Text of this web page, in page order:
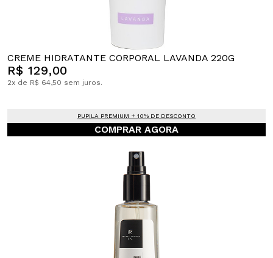
CREME HIDRATANTE CORPORAL LAVANDA 220G
R$ 129,00
2x de R$ 64,50 sem juros.
PUPILA PREMIUM + 10% DE DESCONTO
COMPRAR AGORA